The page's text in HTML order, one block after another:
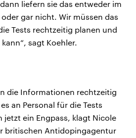
liefern sie das entweder im
gar nicht. Wir müssen das
Tests rechtzeitig planen und
sagt Koehler.
die Informationen rechtzeitig
an Personal für die Tests
jetzt ein Engpass, klagt Nicole
britischen Antidopingagentur